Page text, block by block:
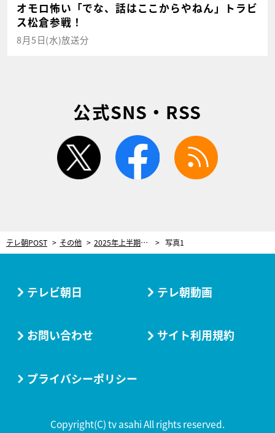
オモロ怖い「でな、話はここからやねん」トラビ
ス松倉参戦！
8月5日(水)放送分
公式SNS・RSS
twitter facebook
テレ朝POST その他 2025年上半期ベストコスメに蛯原友里が仰天！レインボー池田の手が1トーン明るくなり「キレイじゃないですか！」 写真1
テレビ朝日 テレ朝動画
お問い合わせ サイト利用規約
プライバシーポリシー
Copyright(C) tv asahi All rights reserved.